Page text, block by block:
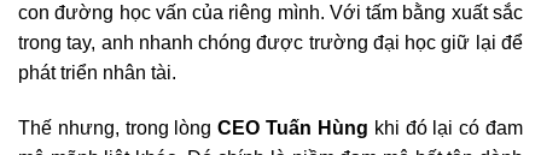
con đường học vấn của riêng mình. Với tấm bằng xuất sắc
trong tay, anh nhanh chóng được trường đại học giữ lại để
phát triển nhân tài.
Thế nhưng, trong lòngCEO Tuấn Hùng khi đó lại có đam